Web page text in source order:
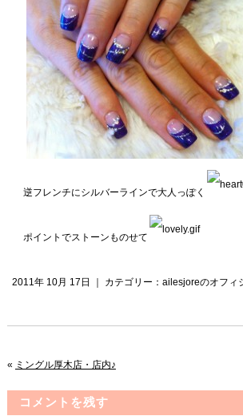
逆フレンチにシルバーラインで大人っぽく
ポイントでストーンものせて
2011年 10月 17日 ｜ カテゴリー：ailesjoreのオフィ
« ミングル厚木店・店内♪
コメントを残す